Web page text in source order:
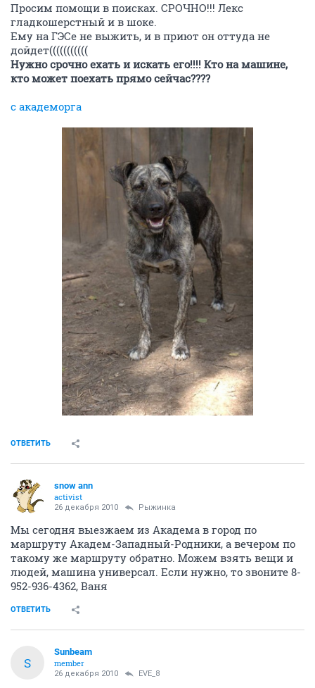
Просим помощи в поисках. СРОЧНО!!! Лекс
гладкошерстный и в шоке.
Ему на ГЭСе не выжить, и в приют он оттуда не
дойдет(((((((((((
Нужно срочно ехать и искать его!!!! Кто на машине,
кто может поехать прямо сейчас????
с академорга
ОТВЕТИТЬ
snow ann
activist
26 декабря 2010 Рыжинка
Мы сегодня выезжаем из Академа в город по
маршруту Академ-Западный-Родники, а вечером по
такому же маршруту обратно. Можем взять вещи и
людей, машина универсал. Если нужно, то звоните 8-
952-936-4362, Ваня
ОТВЕТИТЬ
S
Sunbeam
member
26 декабря 2010 EVE_8